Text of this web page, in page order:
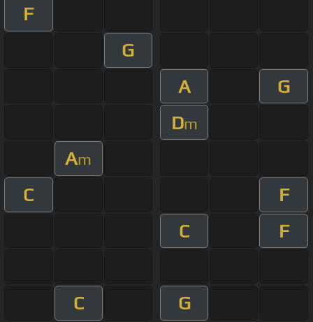
F
G
A
G
Dm
Am
C
F
C
F
C
G